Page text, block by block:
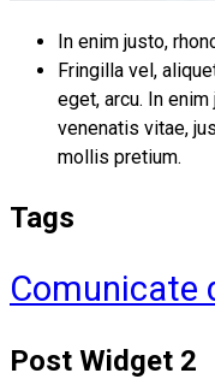
In enim justo,
Fringilla vel,
eget, arcu. In
venenatis vitae,
mollis pretium.
Tags
Comunicate
Post Widget 2